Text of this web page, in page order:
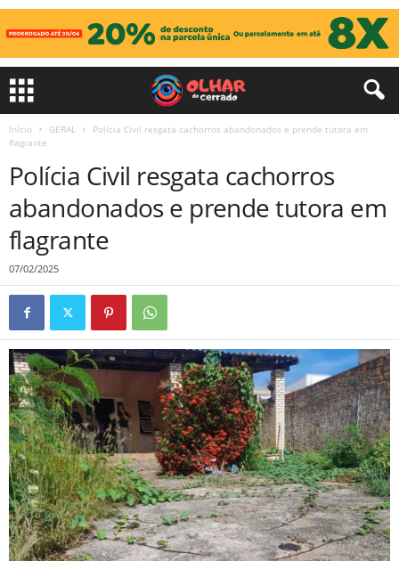
Início GERAL
Polícia Civil resgata cachorros abandonados e prende tutora em
flagrante
Polícia Civil resgata cachorros
abandonados e prende tutora em
flagrante
07/02/2025